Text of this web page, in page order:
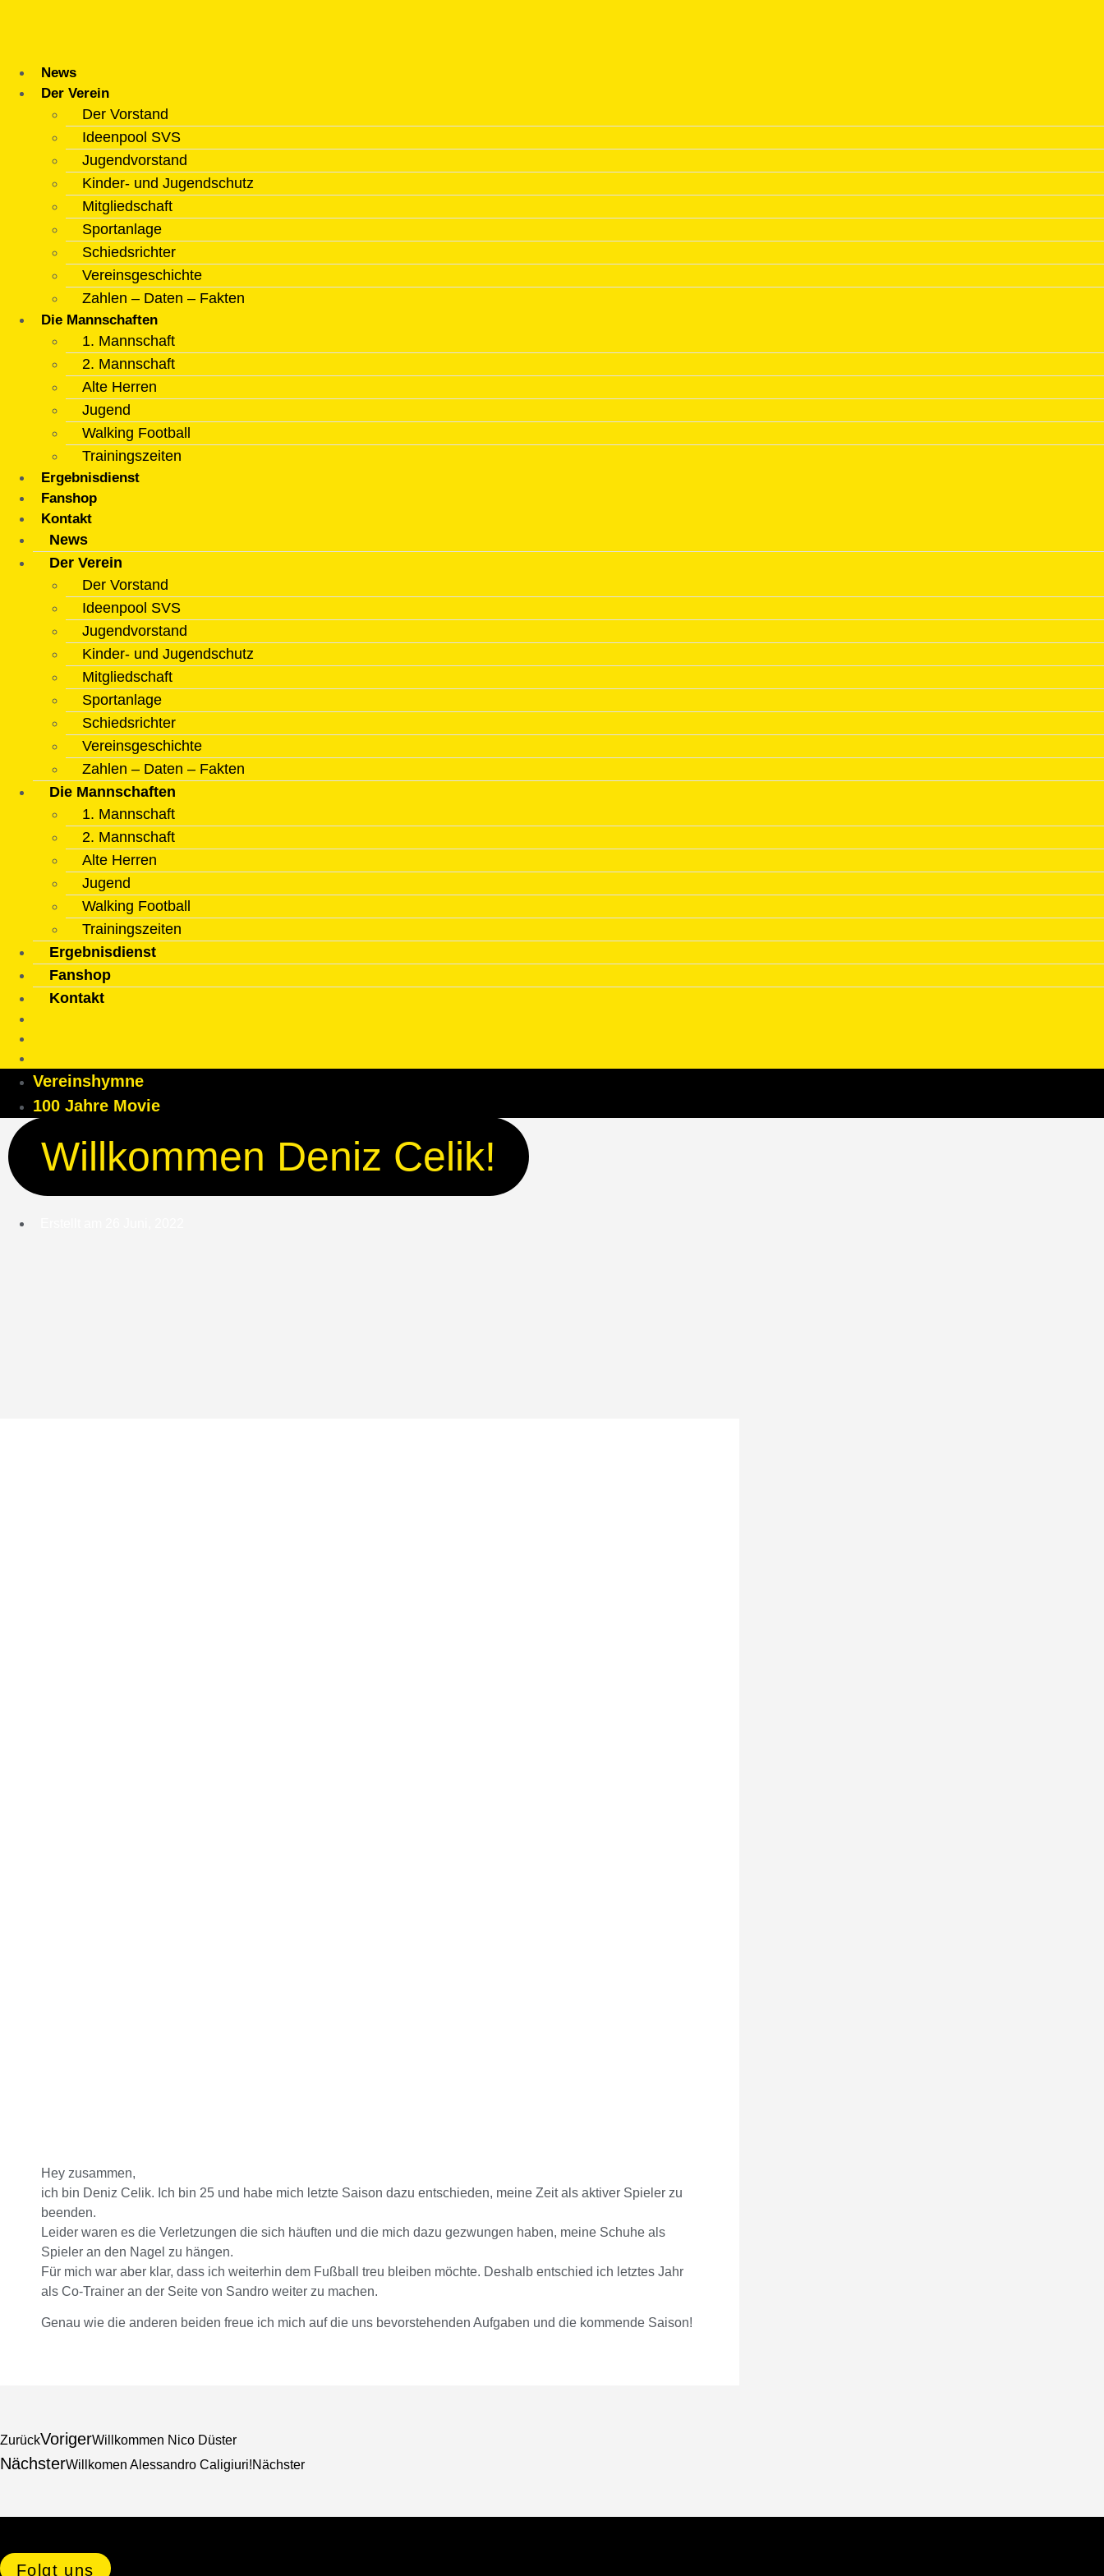
News
Der Verein
Der Vorstand
Ideenpool SVS
Jugendvorstand
Kinder- und Jugendschutz
Mitgliedschaft
Sportanlage
Schiedsrichter
Vereinsgeschichte
Zahlen – Daten – Fakten
Die Mannschaften
1. Mannschaft
2. Mannschaft
Alte Herren
Jugend
Walking Football
Trainingszeiten
Ergebnisdienst
Fanshop
Kontakt
News
Der Verein
Der Vorstand
Ideenpool SVS
Jugendvorstand
Kinder- und Jugendschutz
Mitgliedschaft
Sportanlage
Schiedsrichter
Vereinsgeschichte
Zahlen – Daten – Fakten
Die Mannschaften
1. Mannschaft
2. Mannschaft
Alte Herren
Jugend
Walking Football
Trainingszeiten
Ergebnisdienst
Fanshop
Kontakt
Vereinshymne
100 Jahre Movie
Willkommen Deniz Celik!
Hey zusammen,
ich bin Deniz Celik. Ich bin 25 und habe mich letzte Saison dazu entschieden, meine Zeit als aktiver Spieler zu
beenden.
Leider waren es die Verletzungen die sich häuften und die mich dazu gezwungen haben, meine Schuhe als
Spieler an den Nagel zu hängen.
Für mich war aber klar, dass ich weiterhin dem Fußball treu bleiben möchte. Deshalb entschied ich letztes Jahr
als Co-Trainer an der Seite von Sandro weiter zu machen.
Genau wie die anderen beiden freue ich mich auf die uns bevorstehenden Aufgaben und die kommende Saison!
ZurückVorigerWillkommen Nico Düster
NächsterWillkomen Alessandro Caligiuri!Nächster
Folgt uns